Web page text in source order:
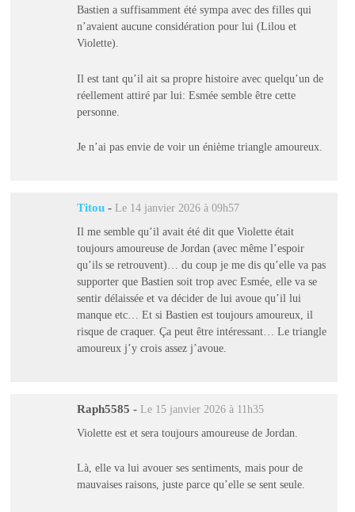
Bastien a suffisamment été sympa avec des filles qui
n’avaient aucune considération pour lui (Lilou et
Violette).
Il est tant qu’il ait sa propre histoire avec quelqu’un de
réellement attiré par lui: Esmée semble être cette
personne.
Je n’ai pas envie de voir un énième triangle amoureux.
Titou - Le 14 janvier 2026 à 09h57
Il me semble qu’il avait été dit que Violette était
toujours amoureuse de Jordan (avec même l’espoir
qu’ils se retrouvent)… du coup je me dis qu’elle va pas
supporter que Bastien soit trop avec Esmée, elle va se
sentir délaissée et va décider de lui avoue qu’il lui
manque etc… Et si Bastien est toujours amoureux, il
risque de craquer. Ça peut être intéressant… Le triangle
amoureux j’y crois assez j’avoue.
Raph5585 - Le 15 janvier 2026 à 11h35
Violette est et sera toujours amoureuse de Jordan.
Là, elle va lui avouer ses sentiments, mais pour de
mauvaises raisons, juste parce qu’elle se sent seule.